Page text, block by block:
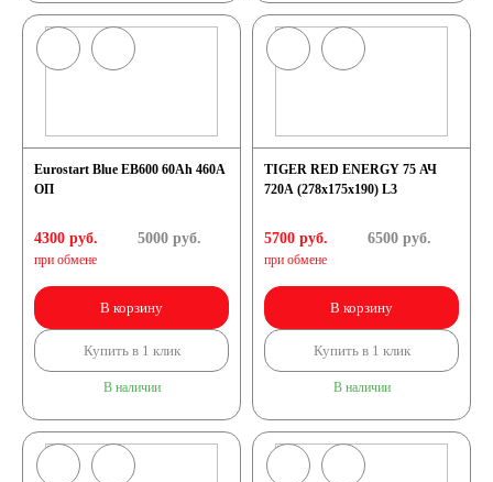
Eurostart Blue EB600 60Ah 460A
ОП
4300 руб.
при обмене
5000руб.
В корзину
Купить в 1 клик
В наличии
TIGER RED ENERGY 75 АЧ
720A (278x175x190) L3
5700 руб.
при обмене
6500руб.
В корзину
Купить в 1 клик
В наличии